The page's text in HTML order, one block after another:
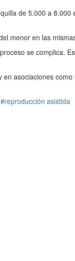
de 5.000 a
menor en las
se complica.
asociaciones
#reproducción asistida